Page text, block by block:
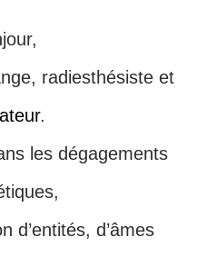
radiesthésiste et
.
les dégagements
d’entités, d’âmes